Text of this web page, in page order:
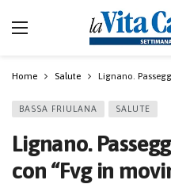
Home Salute Lignano.
BASSA FRIULANA SALUTE
Lignano.
con “Fvg in